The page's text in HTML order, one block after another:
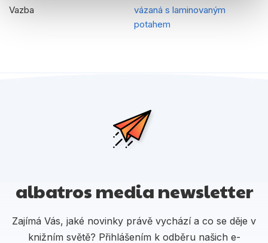
Vazba
vázaná s laminovaným
potahem
albatros media newsletter
Zajímá Vás, jaké novinky právě vychází a co se děje v
knižním světě? Přihlášením k odběru našich e-